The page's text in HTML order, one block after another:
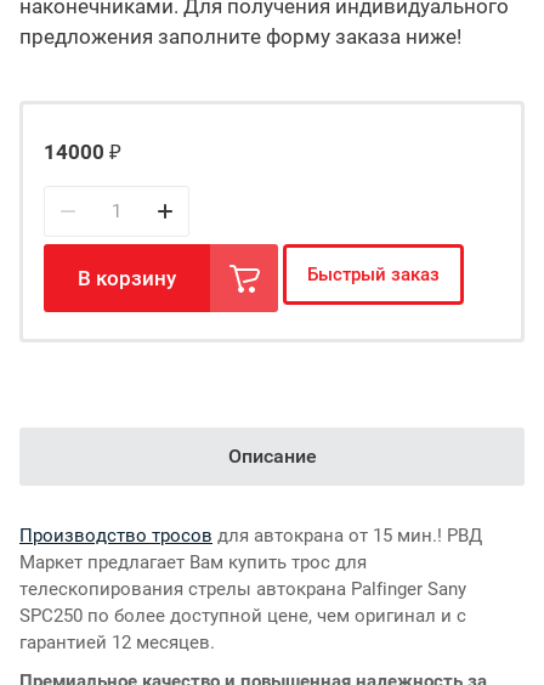
наконечниками. Для получения индивидуального
предложения заполните форму заказа ниже!
14000 ₽
В корзину Быстрый заказ
Описание
Производство тросов для автокрана от 15 мин.! РВД
Маркет предлагает Вам купить трос для
телескопирования стрелы автокрана Palfinger Sany
SPC250 по более доступной цене, чем оригинал и с
гарантией 12 месяцев.